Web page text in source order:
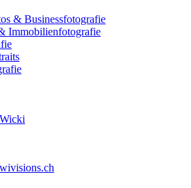
& Businessfotografie
Immobilienfotografie